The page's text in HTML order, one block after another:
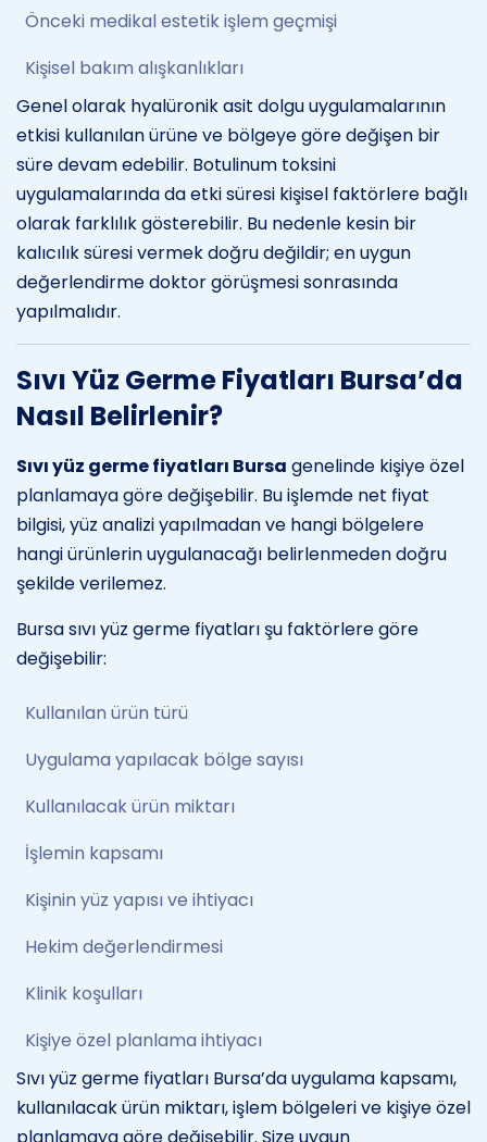
Önceki medikal estetik işlem geçmişi
Kişisel bakım alışkanlıkları
Genel olarak hyalüronik asit dolgu uygulamalarının
etkisi kullanılan ürüne ve bölgeye göre değişen bir
süre devam edebilir. Botulinum toksini
uygulamalarında da etki süresi kişisel faktörlere bağlı
olarak farklılık gösterebilir. Bu nedenle kesin bir
kalıcılık süresi vermek doğru değildir; en uygun
değerlendirme doktor görüşmesi sonrasında
yapılmalıdır.
Sıvı Yüz Germe Fiyatları Bursa’da
Nasıl Belirlenir?
Sıvı yüz germe fiyatları Bursa genelinde kişiye özel
planlamaya göre değişebilir. Bu işlemde net fiyat
bilgisi, yüz analizi yapılmadan ve hangi bölgelere
hangi ürünlerin uygulanacağı belirlenmeden doğru
şekilde verilemez.
Bursa sıvı yüz germe fiyatları şu faktörlere göre
değişebilir:
Kullanılan ürün türü
Uygulama yapılacak bölge sayısı
Kullanılacak ürün miktarı
İşlemin kapsamı
Kişinin yüz yapısı ve ihtiyacı
Hekim değerlendirmesi
Klinik koşulları
Kişiye özel planlama ihtiyacı
Sıvı yüz germe fiyatları Bursa’da uygulama kapsamı,
kullanılacak ürün miktarı, işlem bölgeleri ve kişiye özel
planlamaya göre değişebilir. Size uygun